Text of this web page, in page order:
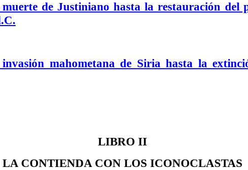
de Justiniano hasta la restauración del
mahometana de Siria hasta la
LIBRO II
LA CONTIENDA CON LOS ICONOCLASTAS